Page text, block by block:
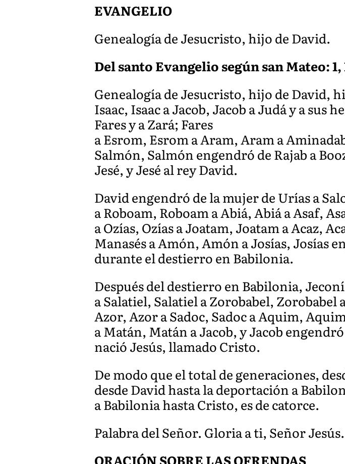
EVANGELIO
Genealogía de Jesucristo, hijo de David.
Del santo Evangelio según san Mateo: 1,
Genealogía de Jesucristo, hijo de David,
Isaac, Isaac a Jacob, Jacob a Judá y a sus
Fares y a Zará; Fares
a Esrom, Esrom a Aram, Aram a
Salmón, Salmón engendró de Rajab a
Jesé, y Jesé al rey David.
David engendró de la mujer de Urías a
a Roboam, Roboam a Abiá, Abiá a Asaf,
a Ozías, Ozías a Joatam, Joatam a Acaz,
Manasés a Amón, Amón a Josías, Josías
durante el destierro en Babilonia.
Después del destierro en Babilonia,
a Salatiel, Salatiel a Zorobabel,
Azor, Azor a Sadoc, Sadoc a Aquim,
a Matán, Matán a Jacob, y Jacob
nació Jesús, llamado Cristo.
De modo que el total de generaciones,
desde David hasta la deportación a
a Babilonia hasta Cristo, es de catorce.
Palabra del Señor. Gloria a ti, Señor
ORACIÓN SOBRE LAS OFRENDAS